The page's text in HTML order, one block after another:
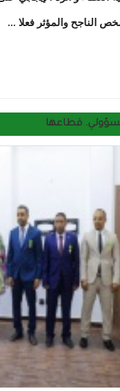
الناجح والمؤثر فعلا …
قطاعها